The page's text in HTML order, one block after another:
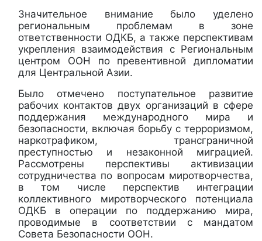
Значительное внимание было уделено
региональным проблемам в зоне
ответственности ОДКБ, а также перспективам
укрепления взаимодействия с Региональным
центром ООН по превентивной дипломатии
для Центральной Азии.
Было отмечено поступательное развитие
рабочих контактов двух организаций в сфере
поддержания международного мира и
безопасности, включая борьбу с терроризмом,
наркотрафиком, трансграничной
преступностью и незаконной миграцией.
Рассмотрены перспективы активизации
сотрудничества по вопросам миротворчества,
в том числе перспектив интеграции
коллективного миротворческого потенциала
ОДКБ в операции по поддержанию мира,
проводимые в соответствии с мандатом
Совета Безопасности ООН.